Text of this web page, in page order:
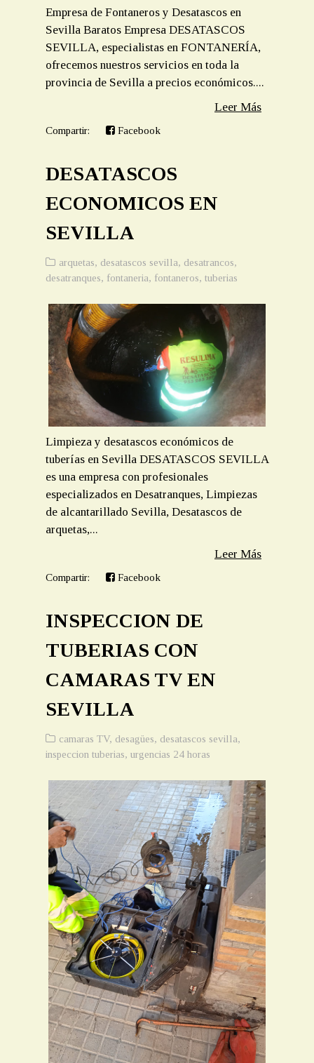
Empresa de Fontaneros y Desatascos en
Sevilla Baratos Empresa DESATASCOS
SEVILLA, especialistas en FONTANERÍA,
ofrecemos nuestros servicios en toda la
provincia de Sevilla a precios económicos....
Leer Más
Compartir: Facebook
DESATASCOS
ECONOMICOS EN
SEVILLA
arquetas, desatascos sevilla, desatrancos,
desatranques, fontaneria, fontaneros, tuberias
Limpieza y desatascos económicos de
tuberías en Sevilla DESATASCOS SEVILLA
es una empresa con profesionales
especializados en Desatranques, Limpiezas
de alcantarillado Sevilla, Desatascos de
arquetas,...
Leer Más
Compartir: Facebook
INSPECCION DE
TUBERIAS CON
CAMARAS TV EN
SEVILLA
camaras TV, desagües, desatascos sevilla,
inspeccion tuberias, urgencias 24 horas